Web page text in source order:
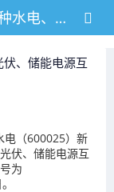
华能水电获得发明专利授权：“一种水电、光伏、储能电源互补的集成电源的有功功率调节方法”
、储能电源互
电（600025）新
伏、储能电源互
为